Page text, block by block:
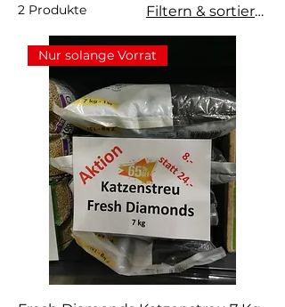
2 Produkte Filtern & sortieren
Nur solange Vorrat